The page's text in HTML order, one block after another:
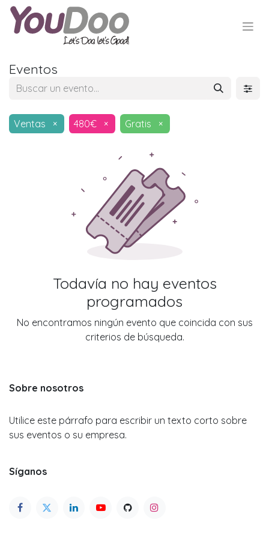
Eventos
Ventas × 480€ × Gratis ×
Todavía no hay eventos
programados
No encontramos ningún evento que coincida con sus
criterios de búsqueda.
Sobre nosotros
Utilice este párrafo para escribir un texto corto sobre
sus eventos o su empresa.
Síganos